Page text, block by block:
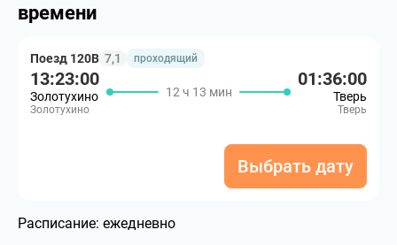
времени
Поезд 120В 7,1 проходящий
13:23:00
Золотухино
Золотухино
12 ч 13 мин
01:36:00
Тверь
Тверь
Выбрать дату
Расписание: ежедневно